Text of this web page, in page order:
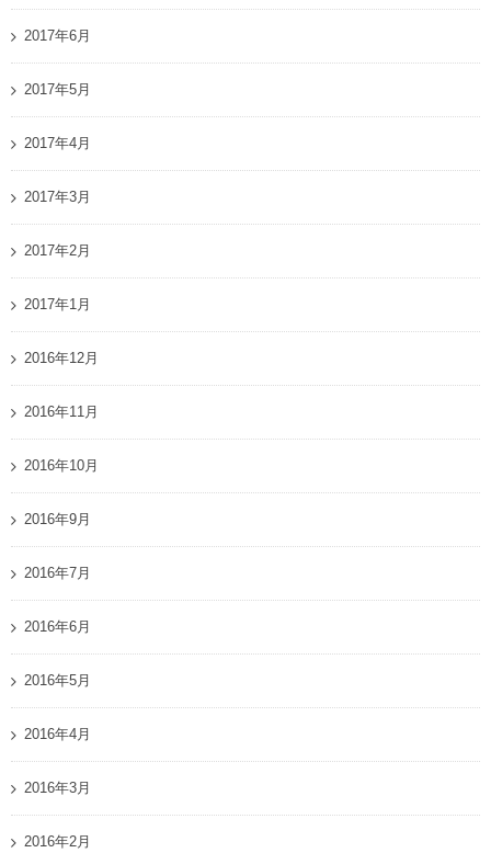
2017年6月
2017年5月
2017年4月
2017年3月
2017年2月
2017年1月
2016年12月
2016年11月
2016年10月
2016年9月
2016年7月
2016年6月
2016年5月
2016年4月
2016年3月
2016年2月